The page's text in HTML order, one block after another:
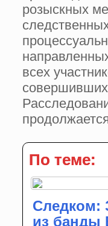
розыскных
всех
По теме:
Следком:
из банды